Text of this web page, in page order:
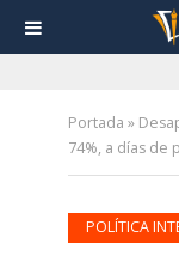
Portada »
74%, a días de
POLÍTICA